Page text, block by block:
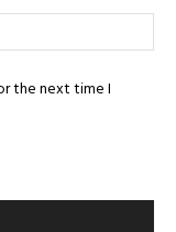
the next time I